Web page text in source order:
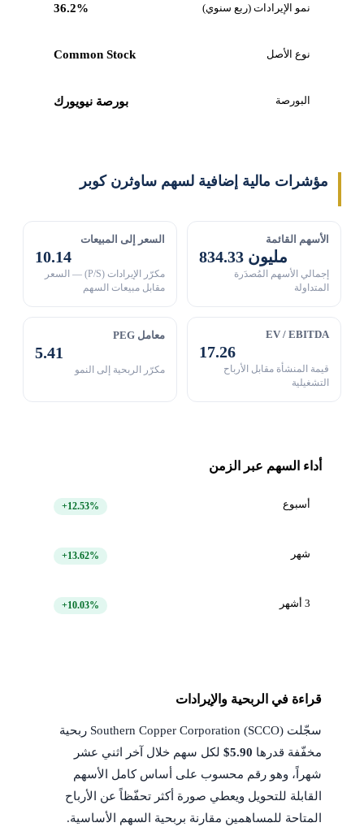
نمو الإيرادات (ربع سنوي) 36.2%
نوع الأصل Common Stock
البورصة بورصة نيويورك
مؤشرات مالية إضافية لسهم ساوثرن كوبر
الأسهم القائمة
834.33 مليون
إجمالي الأسهم المُصدَرة
المتداولة
السعر إلى المبيعات
10.14
مكرّر الإيرادات (P/S) — السعر
مقابل مبيعات السهم
EV / EBITDA
17.26
قيمة المنشأة مقابل الأرباح
التشغيلية
معامل PEG
5.41
مكرّر الربحية إلى النمو
أداء السهم عبر الزمن
أسبوع +12.53%
شهر +13.62%
3 أشهر +10.03%
قراءة في الربحية والإيرادات
سجّلت Southern Copper Corporation (SCCO) ربحية
مخفّفة قدرها $5.90لكل سهم خلال آخر اثني عشر
شهراً، وهو رقم محسوب على أساس كامل الأسهم
القابلة للتحويل ويعطي صورة أكثر تحفّظاً عن الأرباح
المتاحة للمساهمين مقارنة بربحية السهم الأساسية.